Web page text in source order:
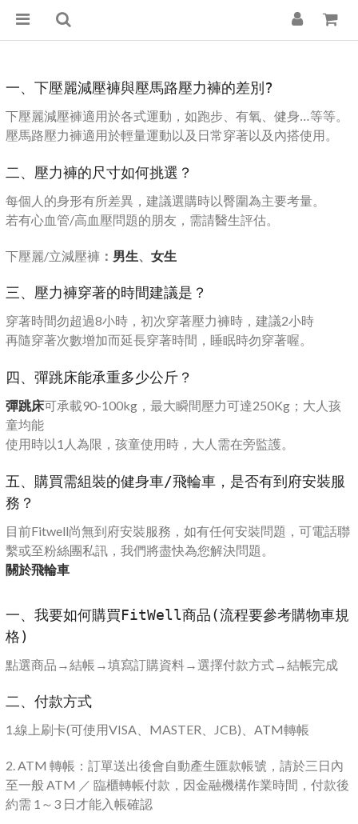
一、下壓麗減壓褲與壓馬路壓力褲的差別?
下壓麗減壓褲適用於各式運動，如跑步、有氧、健身…等等。
壓馬路壓力褲適用於輕量運動以及日常穿著以及內搭使用。
二、壓力褲的尺寸如何挑選？
每個人的身形有所差異，建議選購時以臀圍為主要考量。
若有心血管/高血壓問題的朋友，需請醫生評估。
下壓麗/立減壓褲 ： 男生、 女生
三、壓力褲穿著的時間建議是？
穿著時間勿超過8小時，初次穿著壓力褲時，建議2小時
再隨穿著次數增加而延長穿著時間，睡眠時勿穿著喔。
四、彈跳床能承重多少公斤？
彈跳床可承載90-100kg，最大瞬間壓力可達250Kg；大人孩
童均能
使用時以1人為限，孩童使用時，大人需在旁監護。
五、購買需組裝的健身車/飛輪車，是否有到府安裝服
務？
目前Fitwell尚無到府安裝服務，如有任何安裝問題，可電話聯
繫或至粉絲團私訊，我們將盡快為您解決問題。
關於飛輪車
一、我要如何購買FitWell商品(流程要參考購物車規
格)
點選商品→結帳→填寫訂購資料→選擇付款方式→結帳完成
二、付款方式
1.線上刷卡(可使用VISA、MASTER、JCB)、ATM轉帳
2. ATM 轉帳：訂單送出後會自動產生匯款帳號，請於三日內
至一般 ATM ／ 臨櫃轉帳付款，因金融機構作業時間，付款後
約需 1～3 日才能入帳確認